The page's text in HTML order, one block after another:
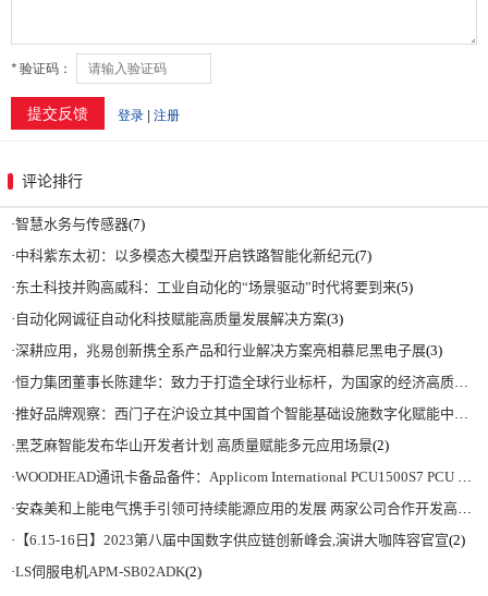
评论排行
·智慧水务与传感器(7)
·中科紫东太初：以多模态大模型开启铁路智能化新纪元(7)
·东土科技并购高威科：工业自动化的“场景驱动”时代将要到来(5)
· 自动化网诚征自动化科技赋能高质量发展解决方案(3)
·深耕应用，兆易创新携全系产品和行业解决方案亮相慕尼黑电子展(3)
·恒力集团董事长陈建华：致力于打造全球行业标杆，为国家的经济高质量发展贡献更大力量|上海电气集团党委书记、董事长吴磊来访
·推好品牌观察：西门子在沪设立其中国首个智能基础设施数字化赋能中心
·黑芝麻智能发布华山开发者计划 高质量赋能多元应用场景(2)
·WOODHEAD通讯卡备品备件：Applicom International PCU1500S7 PCU 1500 S7 V4.5.0
·安森美和上能电气携手引领可持续能源应用的发展 两家公司合作开发高性能储能和太阳能组串式逆变器方案 以实现可持续的未来
· 【6.15-16日】2023第八届中国数字供应链创新峰会,演讲大咖阵容官宣(2)
·LS伺服电机APM-SB02ADK(2)